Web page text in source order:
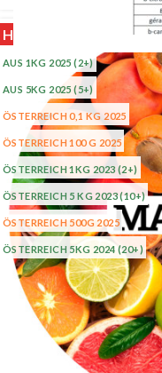
HEISS
AUS 1KG 2025(2+)
AUS 5KG 2025(5+)
ÖSTERREICH 0,1 KG 2025
ÖSTERREICH 100 G 2025
ÖSTERREICH 1KG 2023(2+)
ÖSTERREICH 5 KG 2023(10+)
ÖSTERREICH 500G 2025
ÖSTERREICH 5KG 2024(20+)